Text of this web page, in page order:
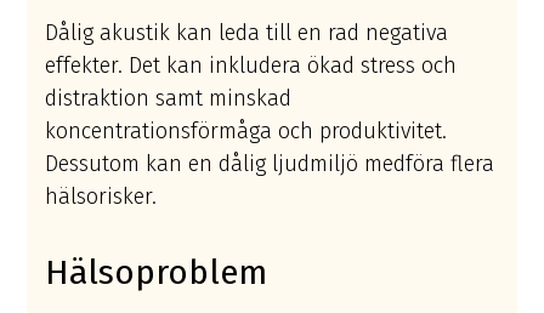
Dålig akustik kan leda till en rad negativa
effekter. Det kan inkludera ökad stress och
distraktion samt minskad
koncentrationsförmåga och produktivitet.
Dessutom kan en dålig ljudmiljö medföra flera
hälsorisker.
Hälsoproblem